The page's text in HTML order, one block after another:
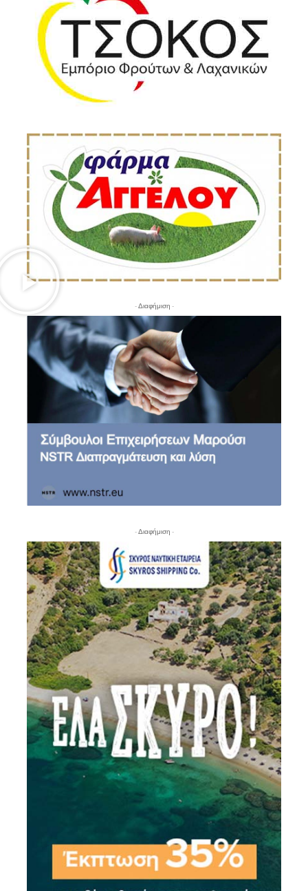
- Διαφήμιση -
- Διαφήμιση -